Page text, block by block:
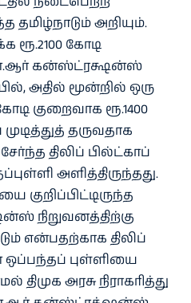
அறியும்.
கோடி
கன்ஸ்ட்ரக்ஷன்ஸ்
அதில் மூன்றில் ஒரு
குறைவாக ரூ.1400
தருவதாக
திலிப் பில்ட்காப்
அளித்திருந்தது.
நிறுவனத்திற்கு
என்பதற்காக திலிப்
ஒப்பந்தப் புள்ளியை
அரசு நிராகரித்து